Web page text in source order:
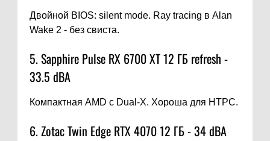
Двойной BIOS: silent mode. Ray tracing в Alan
Wake 2 - без свиста.
5. Sapphire Pulse RX 6700 XT 12 ГБ refresh -
33.5 dBA
Компактная AMD с Dual-X. Хороша для HTPC.
6. Zotac Twin Edge RTX 4070 12 ГБ - 34 dBA